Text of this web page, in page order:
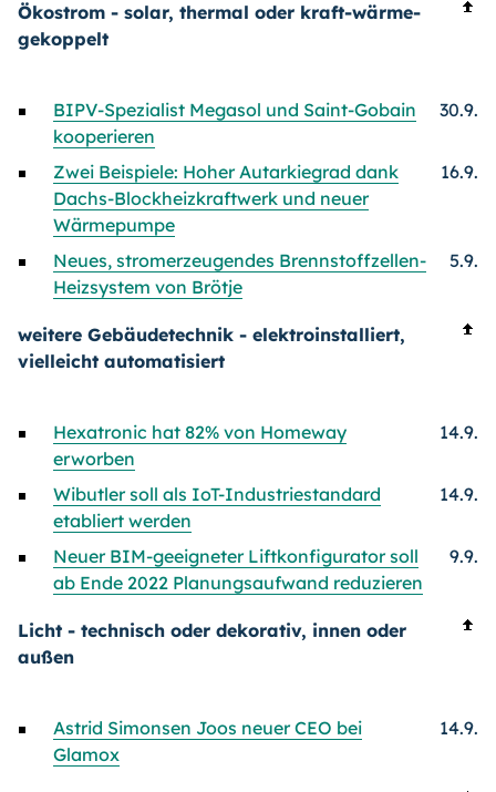
Ökostrom - solar, thermal oder kraft-wärme-
gekoppelt
BIPV-Spezialist Megasol und Saint-Gobain
kooperieren
30.9.
Zwei Beispiele: Hoher Autarkiegrad dank
Dachs-Blockheizkraftwerk und neuer
Wärmepumpe
16.9.
Neues, stromerzeugendes Brennstoffzellen-
Heizsystem von Brötje
5.9.
weitere Gebäudetechnik - elektroinstalliert,
vielleicht automatisiert
Hexatronic hat 82% von Homeway
erworben
14.9.
Wibutler soll als IoT-Industriestandard
etabliert werden
14.9.
Neuer BIM-geeigneter Liftkonfigurator soll
ab Ende 2022 Planungsaufwand reduzieren
9.9.
Licht - technisch oder dekorativ, innen oder
außen
Astrid Simonsen Joos neuer CEO bei
Glamox
14.9.